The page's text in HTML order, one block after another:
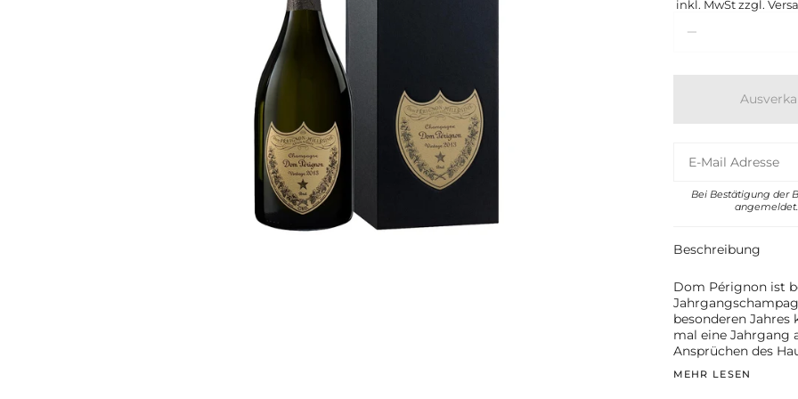
inkl. MwSt zzgl.
Bei Bestätigung der
Beschreibung
Dom Pérignon ist
besonderen
mal eine Jahrgang
Ansprüchen des
MEHR LESEN